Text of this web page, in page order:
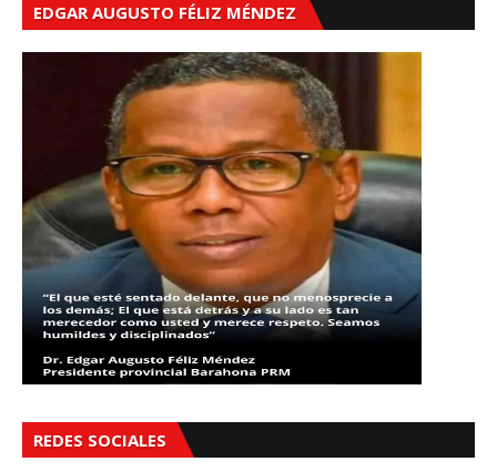
EDGAR AUGUSTO FÉLIZ MÉNDEZ
REDES SOCIALES